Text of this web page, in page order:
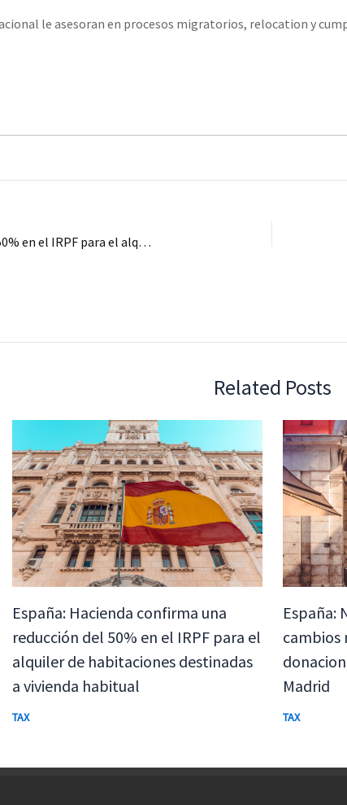
le asesoran en procesos migratorios, relocation y
España: Hacienda confirma una reducción del 50% en el IRPF para el alquiler de habitaciones destinadas a vivienda habitual
Related Posts
España: Hacienda confirma una
reducción del 50% en el IRPF para el
alquiler de habitaciones destinadas
a vivienda habitual
TAX
España:
cambios
Madrid
TAX